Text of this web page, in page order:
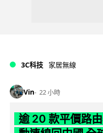
3C科技 家居無線
Vin 22 小時
逾 20 款平價路